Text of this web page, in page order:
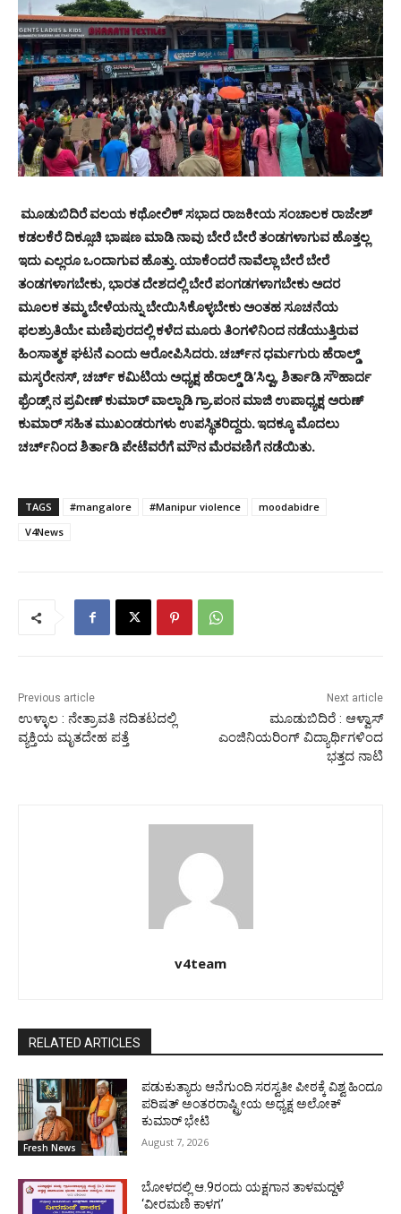
ಮೂಡುಬಿದಿರೆ ವಲಯ ಕಥೋಲಿಕ್ ಸಭಾದ ರಾಜಕೀಯ ಸಂಚಾಲಕ ರಾಜೇಶ್
ಕಡಲಕೆರೆ ದಿಕ್ಸೂಚಿ ಭಾಷಣ ಮಾಡಿ ನಾವು ಬೇರೆ ಬೇರೆ ತಂಡಗಳಾಗುವ ಹೊತ್ತಲ್ಲ
ಇದು ಎಲ್ಲರೂ ಒಂದಾಗುವ ಹೊತ್ತು. ಯಾಕೆಂದರೆ ನಾವೆಲ್ಲಾ ಬೇರೆ ಬೇರೆ
ತಂಡಗಳಾಗಬೇಕು, ಭಾರತ ದೇಶದಲ್ಲಿ ಬೇರೆ ಪಂಗಡಗಳಾಗಬೇಕು ಅದರ
ಮೂಲಕ ತಮ್ಮ ಬೇಳೆಯನ್ನು ಬೇಯಿಸಿಕೊಳ್ಳಬೇಕು ಅಂತಹ ಸೂಚನೆಯ
ಫಲಶ್ರುತಿಯೇ ಮಣಿಪುರದಲ್ಲಿ ಕಳೆದ ಮೂರು ತಿಂಗಳಿನಿಂದ ನಡೆಯುತ್ತಿರುವ
ಹಿಂಸಾತ್ಮಕ ಘಟನೆ ಎಂದು ಆರೋಪಿಸಿದರು. ಚರ್ಚ್‌ನ ಧರ್ಮಗುರು ಹೆರಾಲ್ಡ್
ಮಸ್ಕರೇನಸ್, ಚರ್ಚ್ ಕಮಿಟಿಯ ಅಧ್ಯಕ್ಷ ಹೆರಾಲ್ಡ್ ಡಿ’ಸಿಲ್ವ, ಶಿರ್ತಾಡಿ ಸೌಹಾರ್ದ
ಫ್ರೆಂಡ್ಸ್ ನ ಪ್ರವೀಣ್ ಕುಮಾರ್ ವಾಲ್ಪಾಡಿ ಗ್ರಾ.ಪಂನ ಮಾಜಿ ಉಪಾಧ್ಯಕ್ಷ ಅರುಣ್
ಕುಮಾರ್ ಸಹಿತ ಮುಖಂಡರುಗಳು ಉಪಸ್ಥಿತರಿದ್ದರು. ಇದಕ್ಕೂ ಮೊದಲು
ಚರ್ಚ್‌ನಿಂದ ಶಿರ್ತಾಡಿ ಪೇಟೆವರೆಗೆ ಮೌನ ಮೆರವಣಿಗೆ ನಡೆಯಿತು.
TAGS #mangalore #Manipur violence
moodabidre
V4News
Previous article
ಉಳ್ಳಾಲ : ನೇತ್ರಾವತಿ ನದಿತಟದಲ್ಲಿ
ವ್ಯಕ್ತಿಯ ಮೃತದೇಹ ಪತ್ತೆ
Next article
ಮೂಡುಬಿದಿರೆ : ಆಳ್ವಾಸ್
ಎಂಜಿನಿಯರಿಂಗ್ ವಿದ್ಯಾರ್ಥಿಗಳಿಂದ
ಭತ್ತದ ನಾಟಿ
v4team
RELATED ARTICLES
Fresh News
ಪಡುಕುತ್ಯಾರು ಆನೆಗುಂದಿ ಸರಸ್ವತೀ ಪೀಠಕ್ಕೆ ವಿಶ್ವ ಹಿಂದೂ
ಪರಿಷತ್ ಅಂತರರಾಷ್ಟ್ರೀಯ ಅಧ್ಯಕ್ಷ ಅಲೋಕ್
ಕುಮಾರ್ ಭೇಟಿ
August 7, 2026
ಬೋಳದಲ್ಲಿ ಆ.9ರಂದು ಯಕ್ಷಗಾನ ತಾಳಮದ್ದಳೆ
‘ವೀರಮಣಿ ಕಾಳಗ’